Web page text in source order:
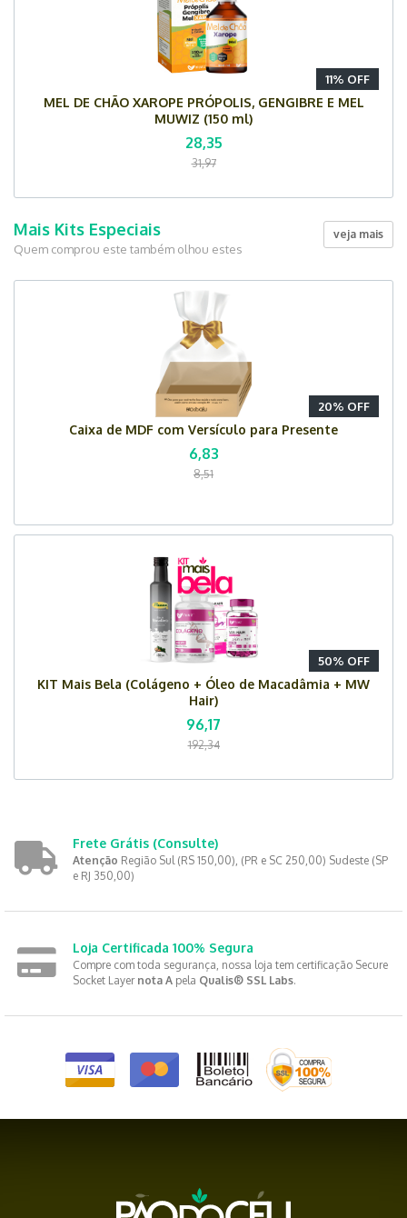
11% OFF
MEL DE CHÃO XAROPE PRÓPOLIS, GENGIBRE E MEL
MUWIZ (150 ml)
28,35
31,97
veja mais
Mais Kits Especiais
Quem comprou este também olhou estes
20% OFF
Caixa de MDF com Versículo para Presente
6,83
8,51
50% OFF
KIT Mais Bela (Colágeno + Óleo de Macadâmia + MW
Hair)
96,17
192,34
Frete Grátis (Consulte)
Atenção Região Sul (RS 150,00), (PR e SC 250,00) Sudeste (SP
e RJ 350,00)
Loja Certificada 100% Segura
Compre com toda segurança, nossa loja tem certificação Secure
Socket Layer nota A pela Qualis® SSL Labs.